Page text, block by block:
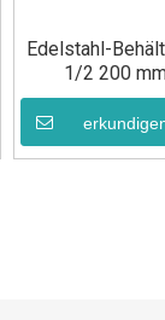
Edelstahl-
1/2 200